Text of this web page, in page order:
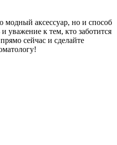
модный аксессуар, но и способ
уважение к тем, кто заботится
сейчас и сделайте